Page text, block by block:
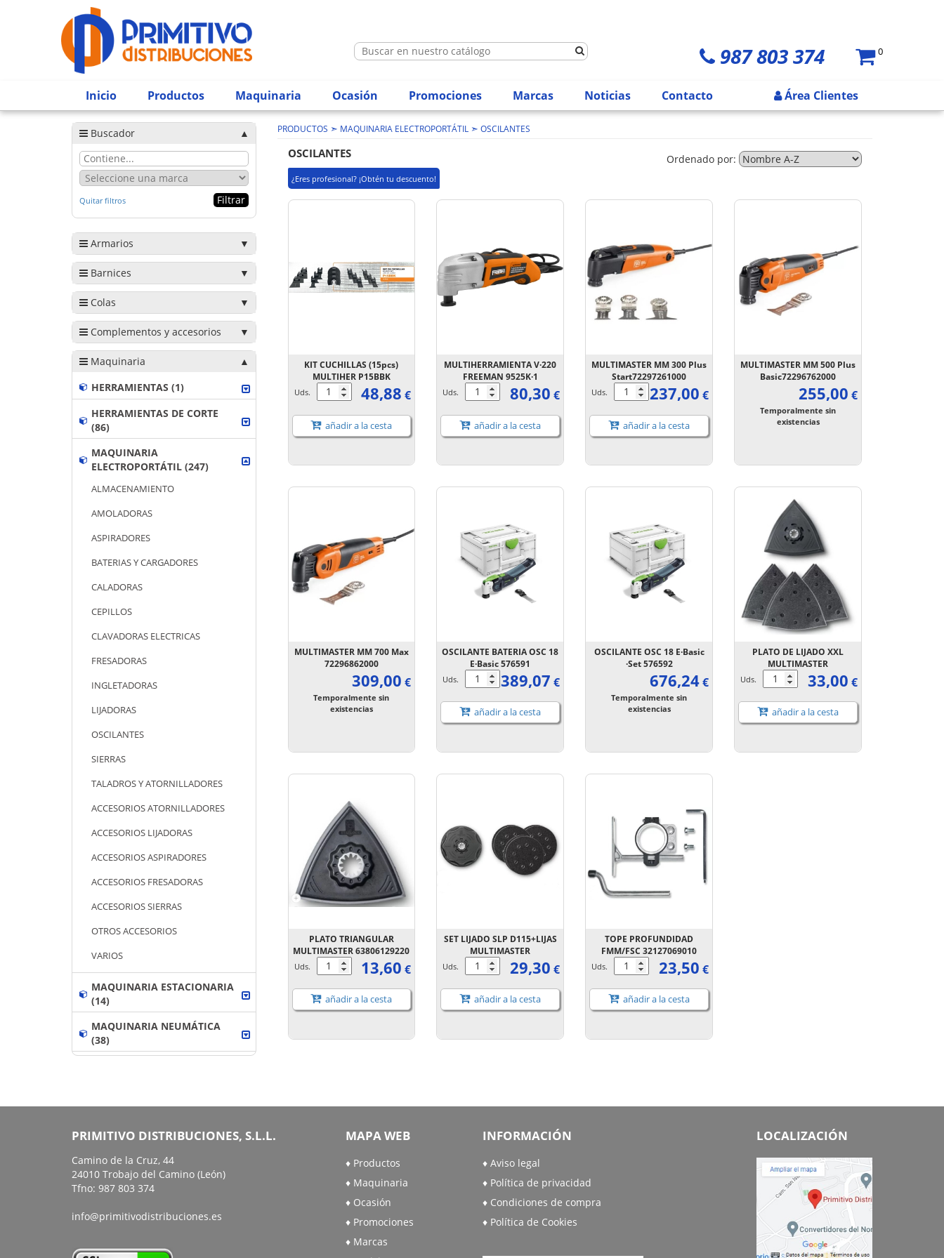
987 803 374 0
Inicio Productos Maquinaria Ocasión Promociones Marcas Noticias Contacto Área Clientes
Buscador
Quitar filtros
Armarios
Barnices
Colas
Complementos y accesorios
Maquinaria
HERRAMIENTAS (1)
HERRAMIENTAS DE CORTE
(86)
MAQUINARIA
ELECTROPORTÁTIL (247)
ALMACENAMIENTO
AMOLADORAS
ASPIRADORES
BATERIAS Y CARGADORES
CALADORAS
CEPILLOS
CLAVADORAS ELECTRICAS
FRESADORAS
INGLETADORAS
LIJADORAS
OSCILANTES
SIERRAS
TALADROS Y ATORNILLADORES
ACCESORIOS ATORNILLADORES
ACCESORIOS LIJADORAS
ACCESORIOS ASPIRADORES
ACCESORIOS FRESADORAS
ACCESORIOS SIERRAS
OTROS ACCESORIOS
VARIOS
MAQUINARIA ESTACIONARIA
(14)
MAQUINARIA NEUMÁTICA
(38)
PRODUCTOS ➣ MAQUINARIA ELECTROPORTÁTIL➣ OSCILANTES
OSCILANTES
¿Eres profesional? ¡Obtén tu descuento!
Ordenado por:
KIT CUCHILLAS (15pcs)
MULTIHER P15BBK
Uds. 48,88 €
añadir a la cesta
MULTIHERRAMIENTA V·220
FREEMAN 9525K·1
Uds. 80,30 €
añadir a la cesta
MULTIMASTER MM 300 Plus
Start72297261000
Uds. 237,00 €
añadir a la cesta
MULTIMASTER MM 500 Plus
Basic72296762000
255,00 €
Temporalmente sin
existencias
MULTIMASTER MM 700 Max
72296862000
309,00 €
Temporalmente sin
existencias
OSCILANTE BATERIA OSC 18
E·Basic 576591
Uds. 389,07 €
añadir a la cesta
OSCILANTE OSC 18 E·Basic
·Set 576592
676,24€
Temporalmente sin
existencias
PLATO DE LIJADO XXL
MULTIMASTER
Uds. 33,00 €
añadir a la cesta
PLATO TRIANGULAR
MULTIMASTER 63806129220
Uds. 13,60 €
añadir a la cesta
SET LIJADO SLP D115+LIJAS
MULTIMASTER
Uds. 29,30 €
añadir a la cesta
TOPE PROFUNDIDAD
FMM/FSC 32127069010
Uds. 23,50 €
añadir a la cesta
PRIMITIVO DISTRIBUCIONES, S.L.L.
Camino de la Cruz, 44
24010 Trobajo del Camino (León)
Tfno: 987 803 374
info@primitivodistribuciones.es
MAPA WEB
Productos
Maquinaria
Ocasión
Promociones
Marcas
INFORMACIÓN
Aviso legal
Política de privacidad
Condiciones de compra
Política de Cookies
LOCALIZACIÓN